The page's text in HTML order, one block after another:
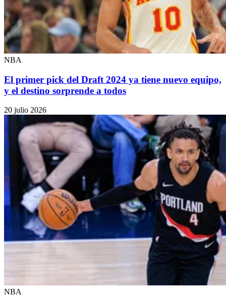
NBA
El primer pick del Draft 2024 ya tiene nuevo equipo,
y el destino sorprende a todos
20 julio 2026
NBA